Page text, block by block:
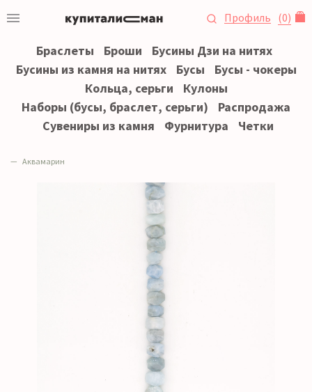
Профиль (0)
Браслеты Броши
Бусины Дзи на нитях
Бусины из камня на нитях
Бусы
Бусы - чокеры
Кольца, серьги
Кулоны
Наборы (бусы, браслет, серьги)
Распродажа
Сувениры из камня
Фурнитура Четки
Аквамарин